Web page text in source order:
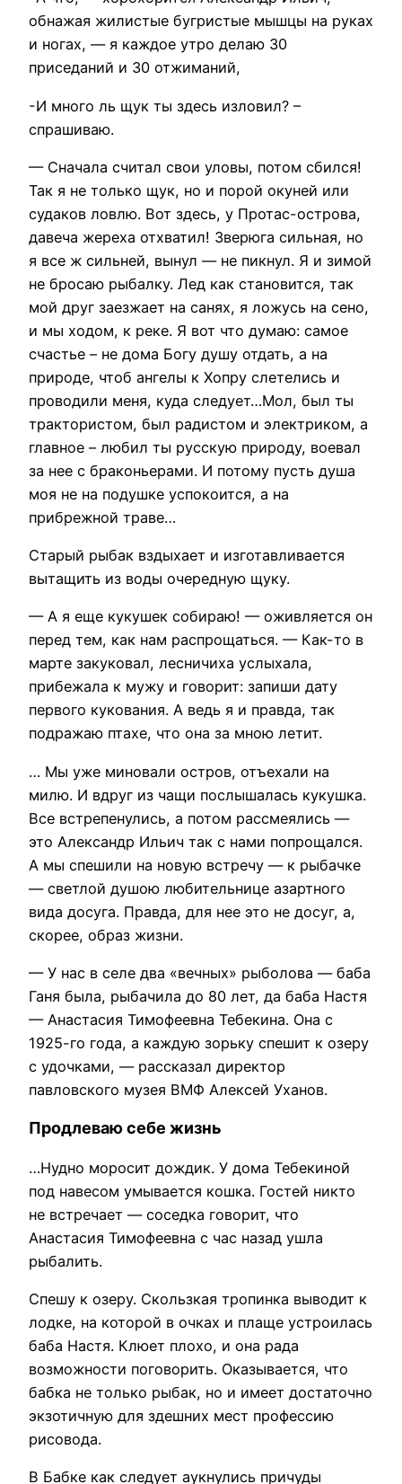
обнажая жилистые бугристые мышцы на руках
и ногах, — я каждое утро делаю 30
приседаний и 30 отжиманий,
-И много ль щук ты здесь изловил? –
спрашиваю.
— Сначала считал свои уловы, потом сбился!
Так я не только щук, но и порой окуней или
судаков ловлю. Вот здесь, у Протас-острова,
давеча жереха отхватил! Зверюга сильная, но
я все ж сильней, вынул — не пикнул. Я и зимой
не бросаю рыбалку. Лед как становится, так
мой друг заезжает на санях, я ложусь на сено,
и мы ходом, к реке. Я вот что думаю: самое
счастье – не дома Богу душу отдать, а на
природе, чтоб ангелы к Хопру слетелись и
проводили меня, куда следует…Мол, был ты
трактористом, был радистом и электриком, а
главное – любил ты русскую природу, воевал
за нее с браконьерами. И потому пусть душа
моя не на подушке успокоится, а на
прибрежной траве…
Старый рыбак вздыхает и изготавливается
вытащить из воды очередную щуку.
— А я еще кукушек собираю! — оживляется он
перед тем, как нам распрощаться. — Как-то в
марте закуковал, лесничиха услыхала,
прибежала к мужу и говорит: запиши дату
первого кукования. А ведь я и правда, так
подражаю птахе, что она за мною летит.
… Мы уже миновали остров, отъехали на
милю. И вдруг из чащи послышалась кукушка.
Все встрепенулись, а потом рассмеялись —
это Александр Ильич так с нами попрощался.
А мы спешили на новую встречу — к рыбачке
— светлой душою любительнице азартного
вида досуга. Правда, для нее это не досуг, а,
скорее, образ жизни.
— У нас в селе два «вечных» рыболова — баба
Ганя была, рыбачила до 80 лет, да баба Настя
— Анастасия Тимофеевна Тебекина. Она с
1925-го года, а каждую зорьку спешит к озеру
с удочками, — рассказал директор
павловского музея ВМФ Алексей Уханов.
Продлеваю себе жизнь
…Нудно моросит дождик. У дома Тебекиной
под навесом умывается кошка. Гостей никто
не встречает — соседка говорит, что
Анастасия Тимофеевна с час назад ушла
рыбалить.
Спешу к озеру. Скользкая тропинка выводит к
лодке, на которой в очках и плаще устроилась
баба Настя. Клюет плохо, и она рада
возможности поговорить. Оказывается, что
бабка не только рыбак, но и имеет достаточно
экзотичную для здешних мест профессию
рисовода.
В Бабке как следует аукнулись причуды